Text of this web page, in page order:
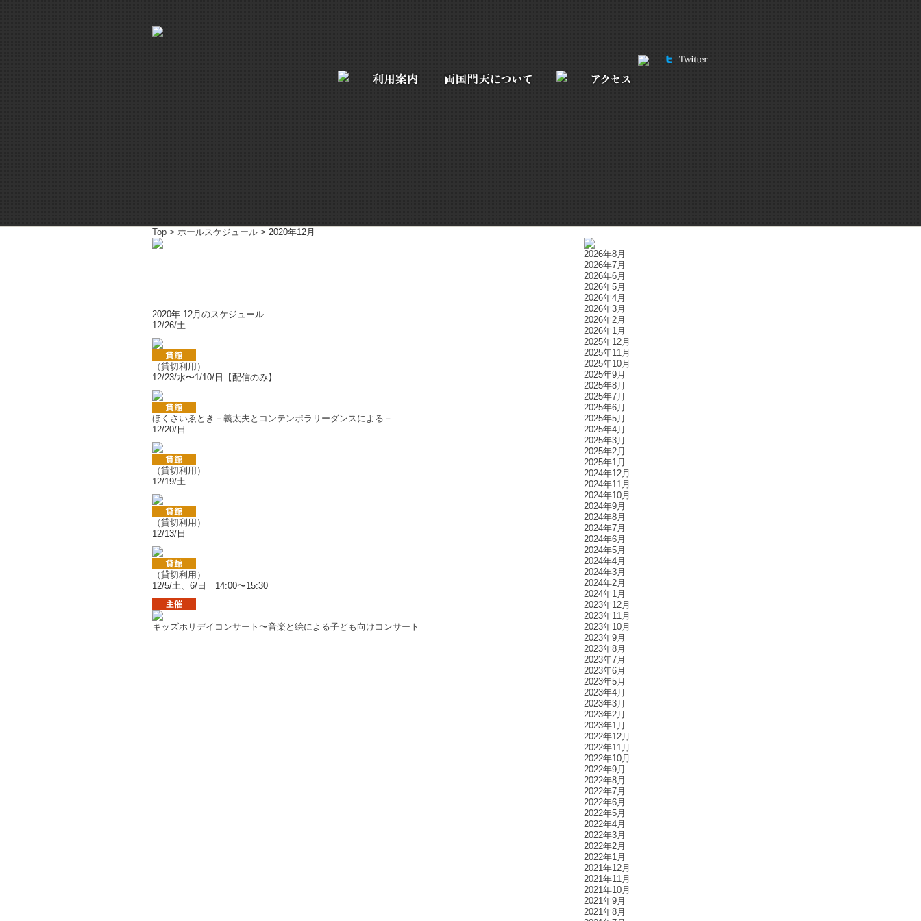
Top > ホールスケジュール > 2020年12月
2020年 12月のスケジュール
12/26/土
（貸切利用）
12/23/水〜1/10/日【配信のみ】
ほくさいゑとき－義太夫とコンテンポラリーダンスによる－
12/20/日
（貸切利用）
12/19/土
（貸切利用）
12/13/日
（貸切利用）
12/5/土、6/日 14:00〜15:30
キッズホリデイコンサート〜音楽と絵による子ども向けコンサート
2026年8月
2026年7月
2026年6月
2026年5月
2026年4月
2026年3月
2026年2月
2026年1月
2025年12月
2025年11月
2025年10月
2025年9月
2025年8月
2025年7月
2025年6月
2025年5月
2025年4月
2025年3月
2025年2月
2025年1月
2024年12月
2024年11月
2024年10月
2024年9月
2024年8月
2024年7月
2024年6月
2024年5月
2024年4月
2024年3月
2024年2月
2024年1月
2023年12月
2023年11月
2023年10月
2023年9月
2023年8月
2023年7月
2023年6月
2023年5月
2023年4月
2023年3月
2023年2月
2023年1月
2022年12月
2022年11月
2022年10月
2022年9月
2022年8月
2022年7月
2022年6月
2022年5月
2022年4月
2022年3月
2022年2月
2022年1月
2021年12月
2021年11月
2021年10月
2021年9月
2021年8月